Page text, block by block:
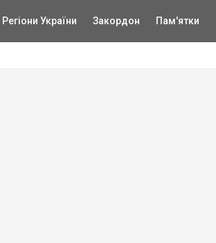
Регіони України Закордон Пам'ятки